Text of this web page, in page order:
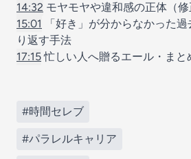
14:32 モヤモヤや違和感の正体（修
15:01
「好き」が分からなかった過
り返す手法
17:15忙しい人へ贈るエール・まと
#時間セレブ
#パラレルキャリア